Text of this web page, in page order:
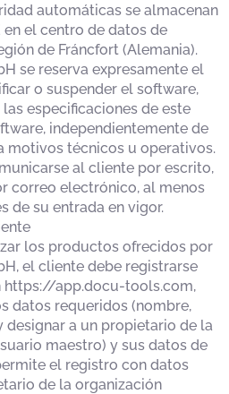
automáticas se almacenan
en el centro de datos de
de Fráncfort (Alemania).
se reserva expresamente el
o suspender el software,
especificaciones de este
independientemente de
motivos técnicos u operativos.
al cliente por escrito,
correo electrónico, al menos
de su entrada en vigor.
los productos ofrecidos por
el cliente debe registrarse
https://app.docu-tools.com,
datos requeridos (nombre,
designar a un propietario de la
maestro) y sus datos de
el registro con datos
de la organización